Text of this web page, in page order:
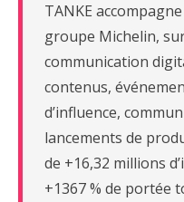
TANKE
groupe Michelin,
communication
contenus,
d’influence,
lancements de
de +16,32 millions
+1367 % de portée